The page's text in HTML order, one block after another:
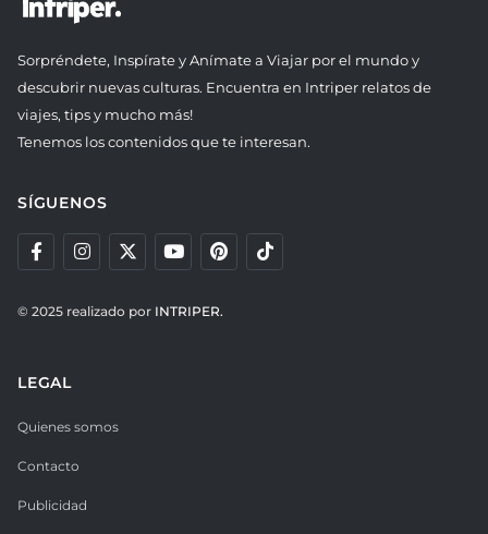
Sorpréndete, Inspírate y Anímate a Viajar por el mundo y
descubrir nuevas culturas. Encuentra en Intriper relatos de
viajes, tips y mucho más!
Tenemos los contenidos que te interesan.
SÍGUENOS
© 2025 realizado por INTRIPER.
LEGAL
Quienes somos
Contacto
Publicidad